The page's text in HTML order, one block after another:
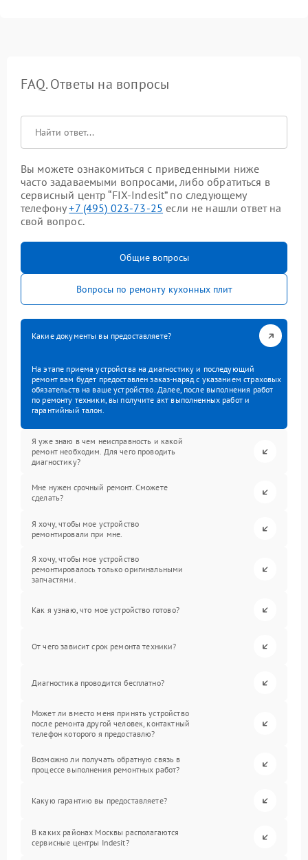
FAQ. Ответы на вопросы
Вы можете ознакомиться с приведенными ниже
часто задаваемыми вопросами, либо обратиться в
сервисный центр “FIX-Indesit” по следующему
телефону+7 (495) 023-73-25 если не нашли ответ на
свой вопрос.
Общие вопросы
Вопросы по ремонту кухонных плит
Какие документы вы предоставляете?
На этапе приема устройства на диагностику и последующий
ремонт вам будет предоставлен заказ-наряд с указанием страховых
обязательств на ваше устройство. Далее, после выполнения работ
по ремонту техники, вы получите акт выполненных работ и
гарантийный талон.
Я уже знаю в чем неисправность и какой
ремонт необходим. Для чего проводить
диагностику?
Мне нужен срочный ремонт. Сможете
сделать?
Я хочу, чтобы мое устройство
ремонтировали при мне.
Я хочу, чтобы мое устройство
ремонтировалось только оригинальными
запчастями.
Как я узнаю, что мое устройство готово?
От чего зависит срок ремонта техники?
Диагностика проводится бесплатно?
Может ли вместо меня принять устройство
после ремонта другой человек, контактный
телефон которого я предоставлю?
Возможно ли получать обратную связь в
процессе выполнения ремонтных работ?
Какую гарантию вы предоставляете?
В каких районах Москвы располагаются
сервисные центры Indesit?